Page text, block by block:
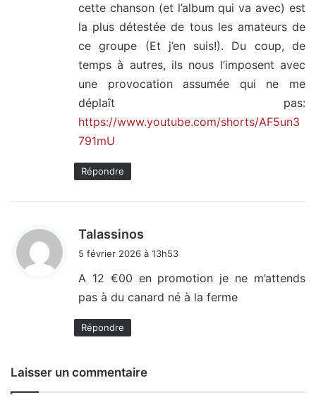
cette chanson (et l’album qui va avec) est
la plus détestée de tous les amateurs de
ce groupe (Et j’en suis!). Du coup, de
temps à autres, ils nous l’imposent avec
une provocation assumée qui ne me
déplaît pas:
https://www.youtube.com/shorts/AF5un3
791mU
Répondre
Talassinos
i
:
5 février 2026 à 13h53
A 12 €00 en promotion je ne m’attends
pas à du canard né à la ferme
Répondre
Laisser un commentaire